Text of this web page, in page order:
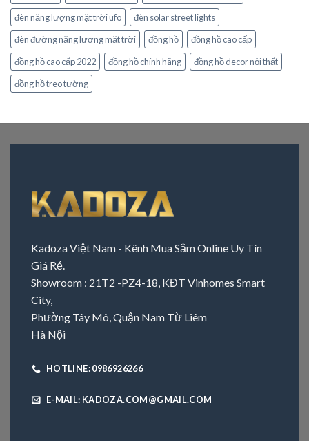
đèn năng lượng mặt trời ufo
đèn solar street lights
đèn đường năng lượng mặt trời
đồng hồ
đồng hồ cao cấp
đồng hồ cao cấp 2022
đồng hồ chính hãng
đồng hồ decor nội thất
đồng hồ treo tường
Kadoza Việt Nam - Kênh Mua Sắm Online Uy Tín
Giá Rẻ.
Showroom : 21T2 -PZ4-18, KĐT Vinhomes Smart
City,
Phường Tây Mô, Quận Nam Từ Liêm
Hà Nội
HOTLINE: 0986926266
E-MAIL: KADOZA.COM@GMAIL.COM